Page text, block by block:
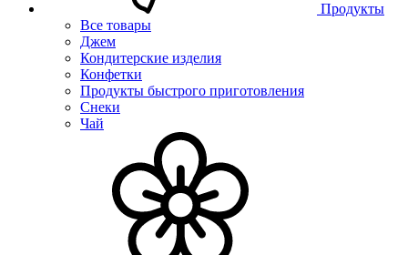
Продукты
Все товары
Джем
Кондитерские изделия
Конфетки
Продукты быстрого приготовления
Снеки
Чай